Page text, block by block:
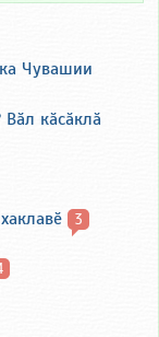
Чувашии
кӑсӑклӑ
3